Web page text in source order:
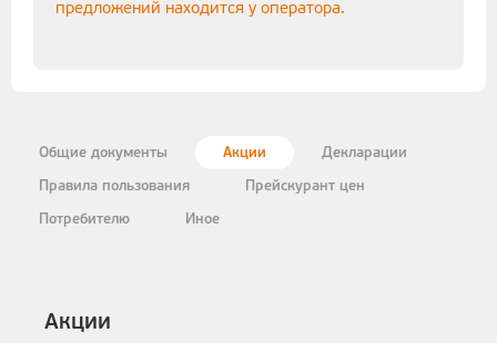
предложений находится у оператора.
Общие документы Акции Декларации
Правила пользования Прейскурант цен
Потребителю Иное
Акции